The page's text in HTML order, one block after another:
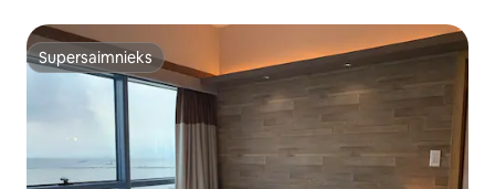
Supersaimnieks
Supersaimnieks